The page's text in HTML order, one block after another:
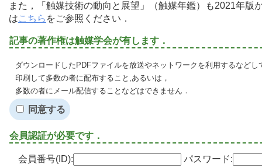
また，「触媒技術の動向と展望」（触媒年鑑）も2021年
はこちら をご参照ください．
記事の著作権は触媒学会が有します．
ダウンロードしたPDFファイルを放送やネットワークを利用するなど
印刷して多数の者に配布すること,あるいは，
多数の者にメール配信することなどはできません．
同意する
会員認証が必要です．
会員番号(ID): パスワード: